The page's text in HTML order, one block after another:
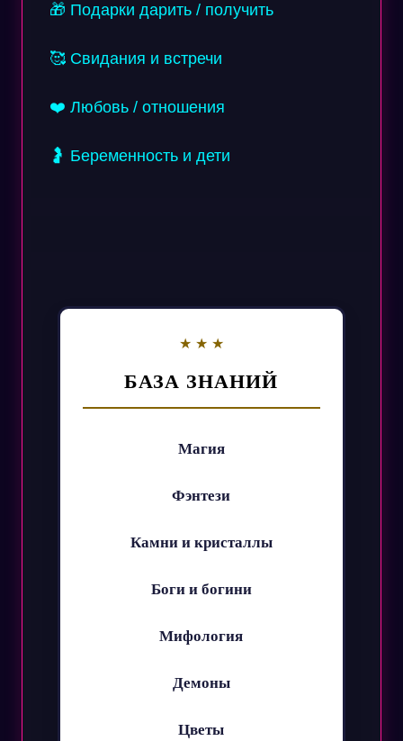
🎁 Подарки дарить / получить
🥰 Свидания и встречи
❤️ Любовь / отношения
🤰 Беременность и дети
БАЗА ЗНАНИЙ
Магия
Фэнтези
Камни и кристаллы
Боги и богини
Мифология
Демоны
Цветы